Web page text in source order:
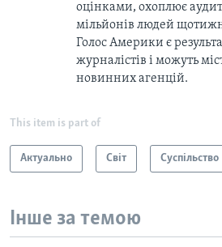
оцінками, охоплює
мільйонів людей
Голос Америки є
журналістів і можуть
новинних агенцій.
This item is part of
Актуально Світ Суспільство
Інше за темою